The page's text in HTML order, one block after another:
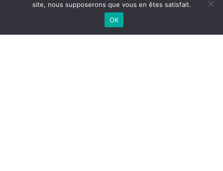
site, nous supposerons que vous en êtes satisfait.
OK